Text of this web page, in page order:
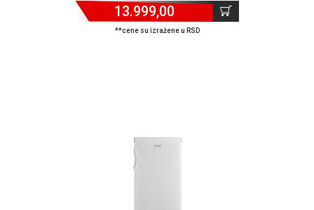
13.999,00
**cene su izražene u RSD